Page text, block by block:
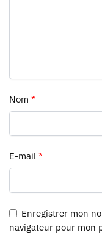
Nom *
E-mail *
Enregistrer mon
navigateur pour mon